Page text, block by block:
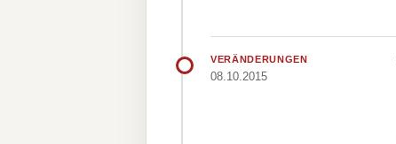
VERÄNDERUNGEN
08.10.2015